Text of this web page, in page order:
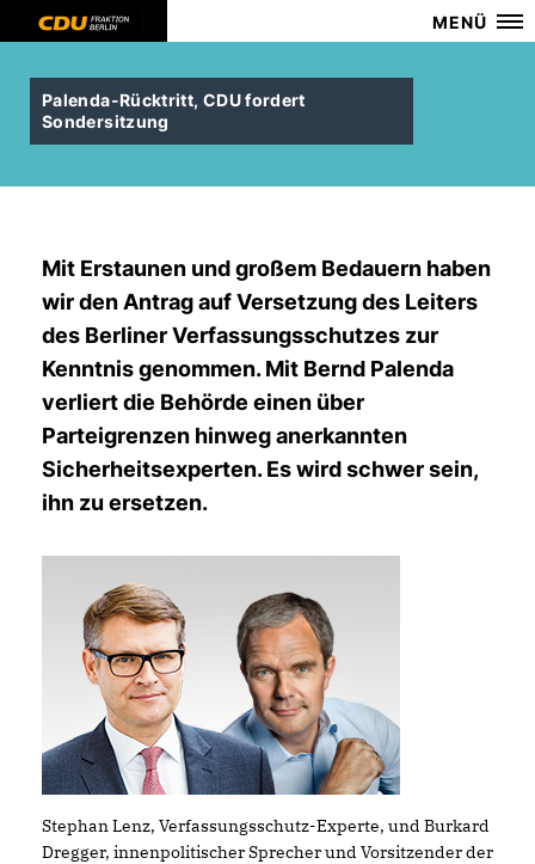
MENÜ
Palenda-Rücktritt, CDU fordert
Sondersitzung
Mit Erstaunen und großem Bedauern haben
wir den Antrag auf Versetzung des Leiters
des Berliner Verfassungsschutzes zur
Kenntnis genommen. Mit Bernd Palenda
verliert die Behörde einen über
Parteigrenzen hinweg anerkannten
Sicherheitsexperten. Es wird schwer sein,
ihn zu ersetzen.
Stephan Lenz, Verfassungsschutz-Experte, und Burkard
Dregger, innenpolitischer Sprecher und Vorsitzender der